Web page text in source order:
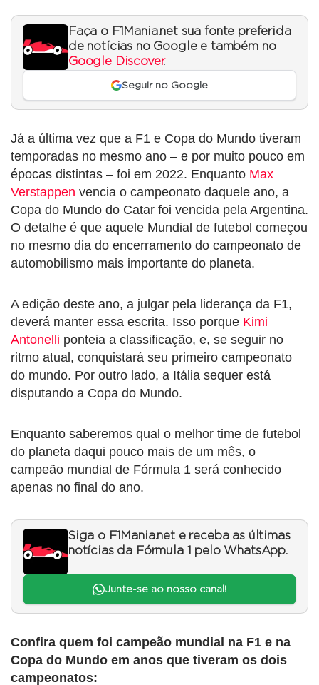
Faça o F1Mania.net sua fonte preferida
de notícias no Google e também no
Google Discover.
Seguir no Google
Já a última vez que a F1 e Copa do Mundo tiveram
temporadas no mesmo ano – e por muito pouco em
épocas distintas – foi em 2022. Enquanto Max
Verstappen vencia o campeonato daquele ano, a
Copa do Mundo do Catar foi vencida pela Argentina.
O detalhe é que aquele Mundial de futebol começou
no mesmo dia do encerramento do campeonato de
automobilismo mais importante do planeta.
A edição deste ano, a julgar pela liderança da F1,
deverá manter essa escrita. Isso porque Kimi
Antonelli ponteia a classificação, e, se seguir no
ritmo atual, conquistará seu primeiro campeonato
do mundo. Por outro lado, a Itália sequer está
disputando a Copa do Mundo.
Enquanto saberemos qual o melhor time de futebol
do planeta daqui pouco mais de um mês, o
campeão mundial de Fórmula 1 será conhecido
apenas no final do ano.
Siga o F1Mania.net e receba as últimas
notícias da Fórmula 1 pelo WhatsApp.
Junte-se ao nosso canal!
Confira quem foi campeão mundial na F1 e na
Copa do Mundo em anos que tiveram os dois
campeonatos: